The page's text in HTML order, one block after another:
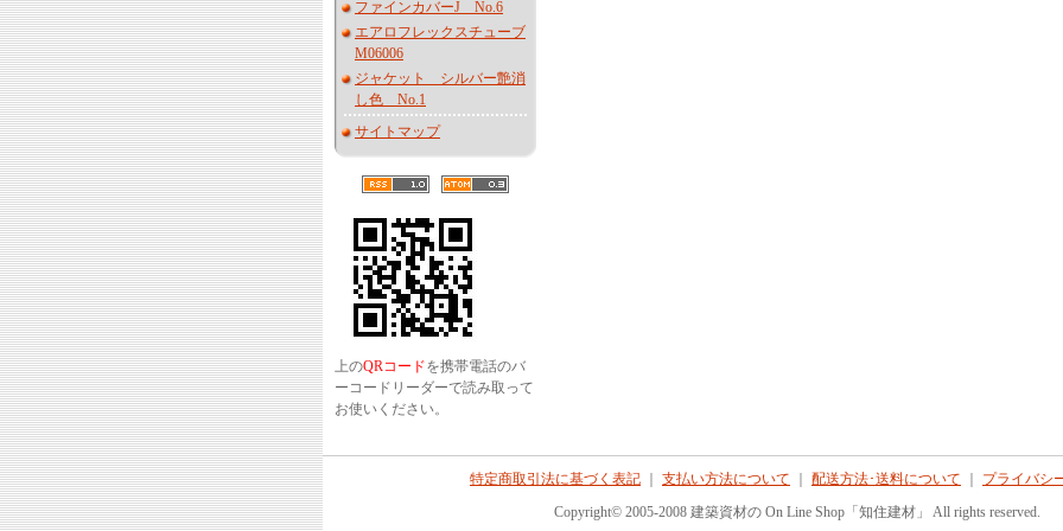
ファインカバーJ No.6
エアロフレックスチューブ
M06006
ジャケット シルバー艶消
し色 No.1
サイトマップ
上のQRコードを携帯電話のバ
ーコードリーダーで読み取って
お使いください。
特定商取引法に基づく表記 支払い方法について 配送方法･送料について
プライバシ
Copyright© 2005-2008 建築資材の On Line Shop「知住建材」 All rights reserved.